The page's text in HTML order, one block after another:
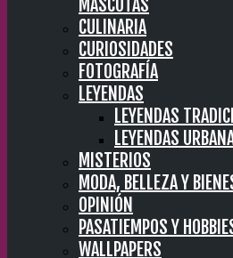
MASCOTAS
CULINARIA
CURIOSIDADES
FOTOGRAFÍA
LEYENDAS
LEYENDAS
LEYENDAS
MISTERIOS
MODA, BELLEZA Y
OPINIÓN
PASATIEMPOS Y
WALLPAPERS